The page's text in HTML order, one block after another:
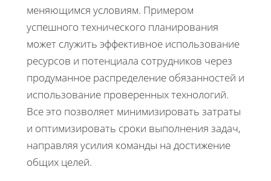
меняющимся условиям. Примером
успешного технического планирования
может служить эффективное использование
ресурсов и потенциала сотрудников через
продуманное распределение обязанностей и
использование проверенных технологий.
Все это позволяет минимизировать затраты
и оптимизировать сроки выполнения задач,
направляя усилия команды на достижение
общих целей.